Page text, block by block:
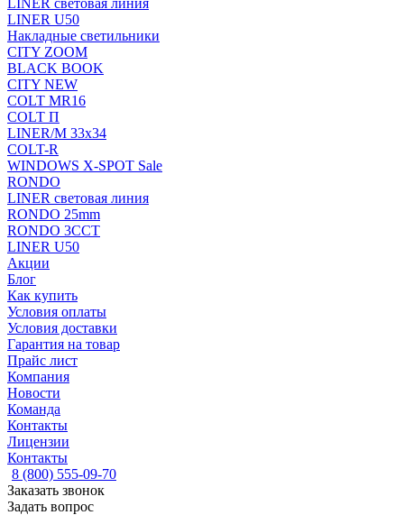
LINER световая линия
LINER U50
Накладные светильники
CITY ZOOM
BLACK BOOK
CITY NEW
COLT MR16
COLT П
LINER/М 33х34
COLT-R
WINDOWS X-SPOT Sale
RONDO
LINER световая линия
RONDO 25mm
RONDO 3CCT
LINER U50
Акции
Блог
Как купить
Условия оплаты
Условия доставки
Гарантия на товар
Прайс лист
Компания
Новости
Команда
Контакты
Лицензии
Контакты
8 (800) 555-09-70
Заказать звонок
Задать вопрос